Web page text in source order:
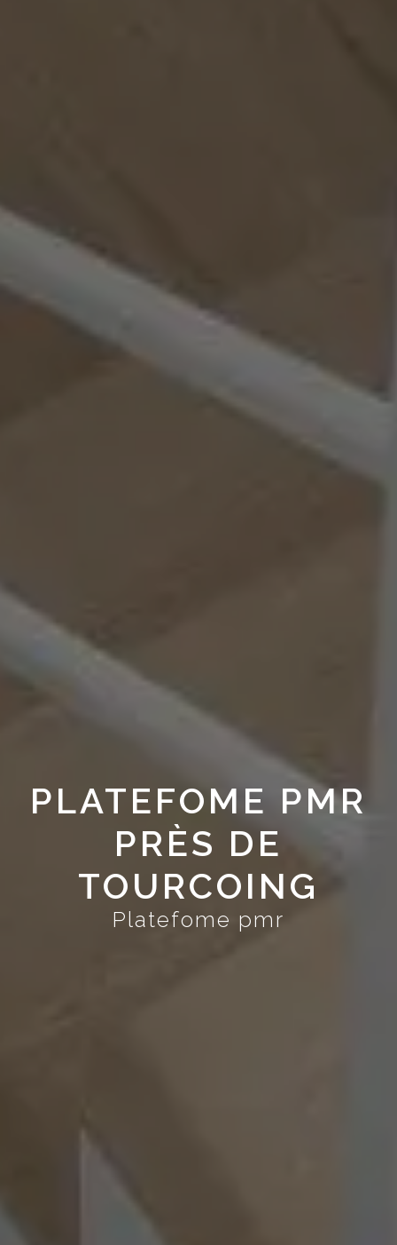
PLATEFOME PMR
PRÈS DE
TOURCOING
Platefome pmr